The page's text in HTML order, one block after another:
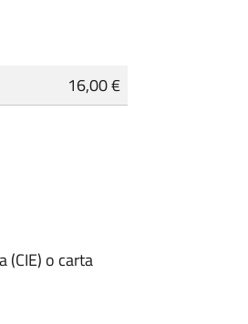
16,00 €
(CIE) o carta